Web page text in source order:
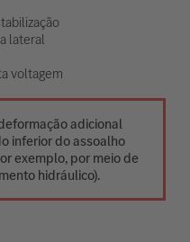
lateral
voltagem
adicional
inferior do assoalho
exemplo, por meio de
hidráulico).